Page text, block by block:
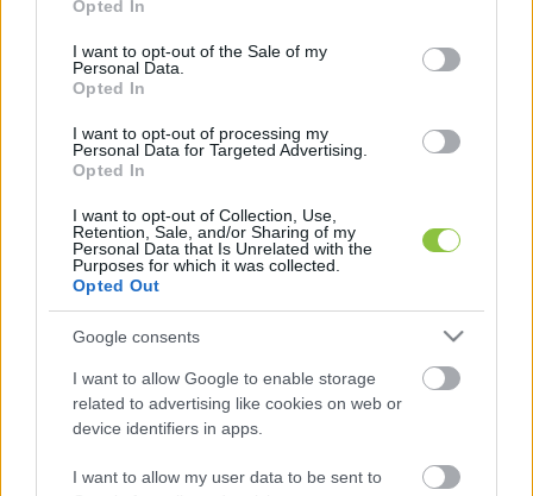
use your data for below specified purposes in below Google
consent section.
Opted In
I want to opt-out of the Sale of my
Personal Data.
Opted In
I want to opt-out of processing my
Personal Data for Targeted Advertising.
Opted In
I want to opt-out of Collection, Use,
Retention, Sale, and/or Sharing of my
Personal Data that Is Unrelated with the
Purposes for which it was collected.
Opted Out
Google consents
I want to allow Google to enable storage
related to advertising like cookies on web or
device identifiers in apps.
I want to allow my user data to be sent to
belpolitikai viszonyokat. A beszélgetésben kitért
a sajtó jelentőségére, a nyugati közvélemény és
média egyre erősebb polarizáltságára, Magyar
hogy a Fidesz mára jóval kevésbé képes az
önkorrekcióra.
ECSUP SHORTS Összes videó